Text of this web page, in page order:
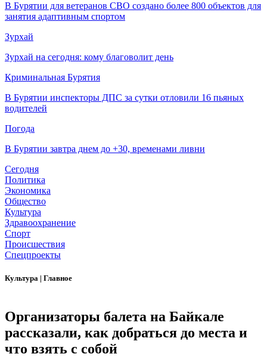
В Бурятии для ветеранов СВО создано более 800 объектов для
занятия адаптивным спортом
Зурхай
Зурхай на сегодня: кому благоволит день
Криминальная Бурятия
В Бурятии инспекторы ДПС за сутки отловили 16 пьяных
водителей
Погода
В Бурятии завтра днем до +30, временами ливни
Сегодня
Политика
Экономика
Общество
Культура
Здравоохранение
Спорт
Происшествия
Спецпроекты
Культура | Главное
Организаторы балета на Байкале
рассказали, как добраться до места и
что взять с собой